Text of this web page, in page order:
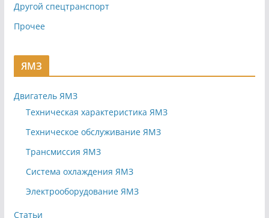
Другой спецтранспорт
Прочее
ЯМЗ
Двигатель ЯМЗ
Техническая характеристика ЯМЗ
Техническое обслуживание ЯМЗ
Трансмиссия ЯМЗ
Система охлаждения ЯМЗ
Электрооборудование ЯМЗ
Статьи